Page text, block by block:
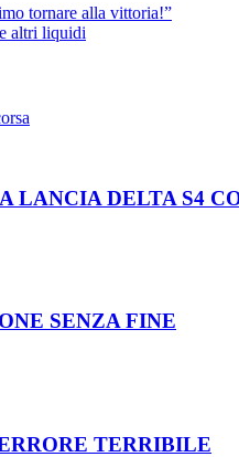
tornare alla vittoria!”
altri liquidi
LANCIA DELTA S4
SENZA FINE
TERRIBILE